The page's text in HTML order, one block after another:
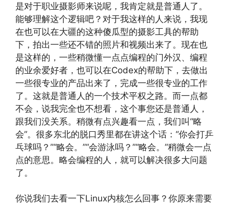
是对于职业摄影师来说呢，我肯定就是普通人了。
能够理解这个逻辑吧？对于我这样的人来说，我现
在也可以在大疆的这种傻瓜型的摄影工具的帮助
下，拍出一些还不错的照片和视频出来了。现在也
是这样的，一些稍微懂一点点编程的门外汉、编程
的业余爱好者，也可以在Codex的帮助下，去做出
一些很专业的产品出来了，完成一些很专业的工作
了。这就是普通人的一个技术平权之路。而一点都
不会，说我完全也不想看，这个事您还是普通人，
跟我们没关系。稍微有点兴趣看一点，我们叫“略
会”。很多东北的脱口秀里都在讲这个话：“你会打乒
乓球吗？”“略会。”“会游泳吗？”“略会。”稍微会一点
点的意思。略会编程的人，就可以解决很多大问题
了。
你说我们去看一下Linux内核怎么回事？你原来需要